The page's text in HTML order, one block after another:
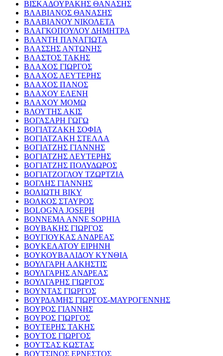
ΒΙΣΚΑΔΟΥΡΑΚΗΣ ΘΑΝΑΣΗΣ
ΒΛΑΒΙΑΝΟΣ ΘΑΝΑΣΗΣ
ΒΛΑΒΙΑΝΟΥ ΝΙΚΟΛΕΤΑ
ΒΛΑΓΚΟΠΟΥΛΟΥ ΔΗΜΗΤΡΑ
ΒΛΑΝΤΗ ΠΑΝΑΓΙΩΤΑ
ΒΛΑΣΣΗΣ ΑΝΤΩΝΗΣ
ΒΛΑΣΤΟΣ ΤΑΚΗΣ
ΒΛΑΧΟΣ ΓΙΩΡΓΟΣ
ΒΛΑΧΟΣ ΛΕΥΤΕΡΗΣ
ΒΛΑΧΟΣ ΠΑΝΟΣ
ΒΛΑΧΟΥ ΕΛΕΝΗ
ΒΛΑΧΟΥ ΜΟΜΩ
ΒΛΟΥΤΗΣ ΑΚΙΣ
ΒΟΓΑΣΑΡΗ ΓΩΓΩ
ΒΟΓΙΑΤΖΑΚΗ ΣΟΦΙΑ
ΒΟΓΙΑΤΖΑΚΗ ΣΤΕΛΛΑ
ΒΟΓΙΑΤΖΗΣ ΓΙΑΝΝΗΣ
ΒΟΓΙΑΤΖΗΣ ΛΕΥΤΕΡΗΣ
ΒΟΓΙΑΤΖΗΣ ΠΟΛΥΔΩΡΟΣ
ΒΟΓΙΑΤΖΟΓΛΟΥ ΤΖΩΡΤΖΙΑ
ΒΟΓΛΗΣ ΓΙΑΝΝΗΣ
ΒΟΛΙΩΤΗ ΒΙΚΥ
ΒΟΛΚΟΣ ΣΤΑΥΡΟΣ
BOLOGNA JOSEPH
BONNEMA ANNE SOPHIA
ΒΟΥΒΑΚΗΣ ΓΙΩΡΓΟΣ
ΒΟΥΓΙΟΥΚΑΣ ΑΝΔΡΕΑΣ
ΒΟΥΚΕΛΑΤΟΥ ΕΙΡΗΝΗ
ΒΟΥΚΟΥΒΑΛΙΔΟΥ ΚΥΝΘΙΑ
ΒΟΥΛΓΑΡΗ ΑΛΚΗΣΤΙΣ
ΒΟΥΛΓΑΡΗΣ ΑΝΔΡΕΑΣ
ΒΟΥΛΓΑΡΗΣ ΓΙΩΡΓΟΣ
ΒΟΥΝΤΑΣ ΓΙΩΡΓΟΣ
ΒΟΥΡΔΑΜΗΣ ΓΙΩΡΓΟΣ-ΜΑΥΡΟΓΕΝΝΗΣ
ΒΟΥΡΟΣ ΓΙΑΝΝΗΣ
ΒΟΥΡΟΣ ΓΙΩΡΓΟΣ
ΒΟΥΤΕΡΗΣ ΤΑΚΗΣ
ΒΟΥΤΟΣ ΓΙΩΡΓΟΣ
ΒΟΥΤΣΑΣ ΚΩΣΤΑΣ
ΒΟΥΤΣΙΝΟΣ ΕΡΝΕΣΤΟΣ